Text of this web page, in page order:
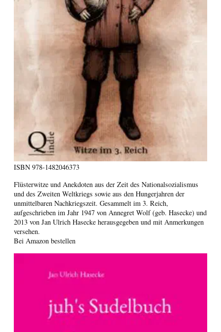
ISBN 978-1482046373
Flüsterwitze und Anekdoten aus der Zeit des Nationalsozialismus
und des Zweiten Weltkriegs sowie aus den Hungerjahren der
unmittelbaren Nachkriegszeit. Gesammelt im 3. Reich,
aufgeschrieben im Jahr 1947 von Annegret Wolf (geb. Hasecke) und
2013 von Jan Ulrich Hasecke herausgegeben und mit Anmerkungen
versehen.
Bei Amazon bestellen